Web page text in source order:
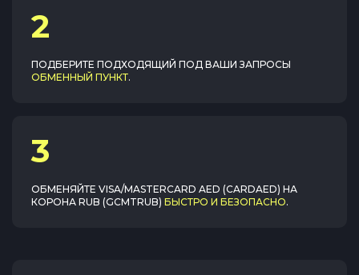
2
ПОДБЕРИТЕ ПОДХОДЯЩИЙ ПОД ВАШИ ЗАПРОСЫ
ОБМЕННЫЙ ПУНКТ.
3
ОБМЕНЯЙТЕ VISA/MASTERCARD AED (CARDAED) НА
КОРОНА RUB (GCMTRUB) БЫСТРО И БЕЗОПАСНО.